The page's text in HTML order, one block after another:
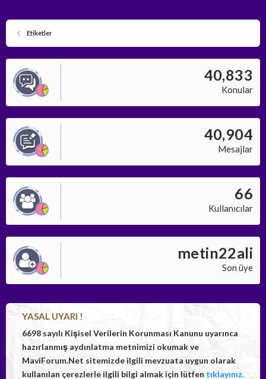
Etiketler
40,833
Konular
40,904
Mesajlar
66
Kullanıcılar
metin22ali
Son üye
YASAL UYARI !
6698 sayılı Kişisel Verilerin Korunması Kanunu uyarınca
hazırlanmış aydınlatma metnimizi okumak ve
MaviForum.Net sitemizde ilgili mevzuata uygun olarak
kullanılan çerezlerle ilgili bilgi almak için lütfen tıklayınız.